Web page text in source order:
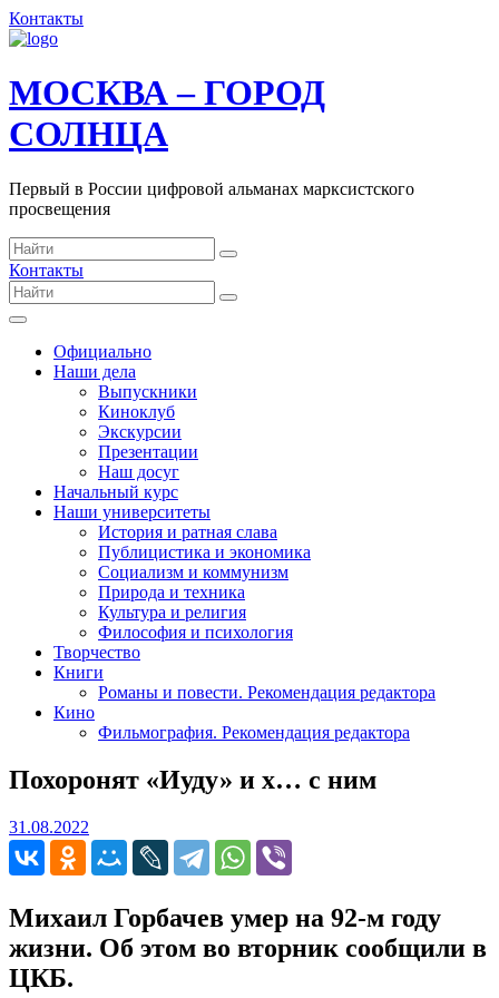
Контакты
МОСКВА – ГОРОД
СОЛНЦА
Первый в России цифровой альманах марксистского
просвещения
Контакты
Официально
Наши дела
Выпускники
Киноклуб
Экскурсии
Презентации
Наш досуг
Начальный курс
Наши университеты
История и ратная слава
Публицистика и экономика
Социализм и коммунизм
Природа и техника
Культура и религия
Философия и психология
Творчество
Книги
Романы и повести. Рекомендация редактора
Кино
Фильмография. Рекомендация редактора
Похоронят «Иуду» и х… с ним
31.08.2022
Михаил Горбачев умер на 92-м году
жизни. Об этом во вторник сообщили в
ЦКБ.